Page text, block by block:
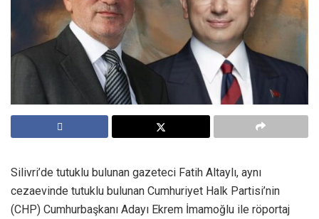
Silivri’de tutuklu bulunan gazeteci Fatih Altaylı, aynı
cezaevinde tutuklu bulunan Cumhuriyet Halk Partisi’nin
(CHP) Cumhurbaşkanı Adayı Ekrem İmamoğlu ile röportaj